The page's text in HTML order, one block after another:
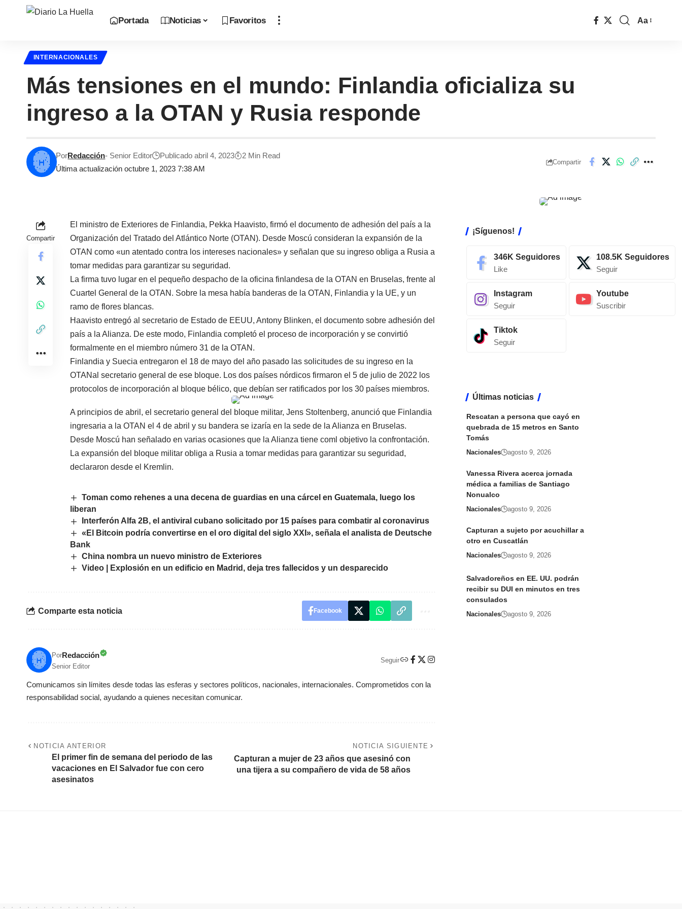
Portada Noticias Favoritos Aa
INTERNACIONALES
Más tensiones en el mundo: Finlandia oficializa su
ingreso a la OTAN y Rusia responde
Última actualización octubre 1, 2023 7:38 AM
PorRedacción- Senior Editor Publicado abril 4, 2023 2 Min Read
Compartir
Compartir
El ministro de Exteriores de Finlandia, Pekka Haavisto, firmó el documento de adhesión del país a la
Organización del Tratado del Atlántico Norte (OTAN). Desde Moscú consideran la expansión de la
OTAN como «un atentado contra los intereses nacionales» y señalan que su ingreso obliga a Rusia a
tomar medidas para garantizar su seguridad.
La firma tuvo lugar en el pequeño despacho de la oficina finlandesa de la OTAN en Bruselas, frente al
Cuartel General de la OTAN. Sobre la mesa había banderas de la OTAN, Finlandia y la UE, y un
ramo de flores blancas.
Haavisto entregó al secretario de Estado de EEUU, Antony Blinken, el documento sobre adhesión del
país a la Alianza. De este modo, Finlandia completó el proceso de incorporación y se convirtió
formalmente en el miembro número 31 de la OTAN.
Finlandia y Suecia entregaron el 18 de mayo del año pasado las solicitudes de su ingreso en la
OTANal secretario general de ese bloque. Los dos países nórdicos firmaron el 5 de julio de 2022 los
protocolos de incorporación al bloque bélico, que debían ser ratificados por los 30 países miembros.
A principios de abril, el secretario general del bloque militar, Jens Stoltenberg, anunció que Finlandia
ingresaria a la OTAN el 4 de abril y su bandera se izaría en la sede de la Alianza en Bruselas.
Desde Moscú han señalado en varias ocasiones que la Alianza tiene coml objetivo la confrontación.
La expansión del bloque militar obliga a Rusia a tomar medidas para garantizar su seguridad,
declararon desde el Kremlin.
Toman como rehenes a una decena de guardias en una cárcel en Guatemala, luego los
liberan
Interferón Alfa 2B, el antiviral cubano solicitado por 15 países para combatir al coronavirus
«El Bitcoin podría convertirse en el oro digital del siglo XXI», señala el analista de Deutsche
Bank
China nombra un nuevo ministro de Exteriores
Video | Explosión en un edificio en Madrid, deja tres fallecidos y un desparecido
Comparte esta noticia Facebook
PorRedacción
Senior Editor
Seguir
Comunicamos sin límites desde todas las esferas y sectores políticos, nacionales, internacionales. Comprometidos con la
responsabilidad social, ayudando a quienes necesitan comunicar.
NOTICIA ANTERIOR
El primer fin de semana del periodo de las
vacaciones en El Salvador fue con cero
asesinatos
NOTICIA SIGUIENTE
Capturan a mujer de 23 años que asesinó con
una tijera a su compañero de vida de 58 años
¡Síguenos!
346K Seguidores
Like
108.5K Seguidores
Seguir
Instagram
Seguir
Youtube
Suscribir
Tiktok
Seguir
Últimas noticias
Rescatan a persona que cayó en
quebrada de 15 metros en Santo
Tomás
Nacionales agosto 9, 2026
Vanessa Rivera acerca jornada
médica a familias de Santiago
Nonualco
Nacionales agosto 9, 2026
Capturan a sujeto por acuchillar a
otro en Cuscatlán
Nacionales agosto 9, 2026
Salvadoreños en EE. UU. podrán
recibir su DUI en minutos en tres
consulados
Nacionales agosto 9, 2026